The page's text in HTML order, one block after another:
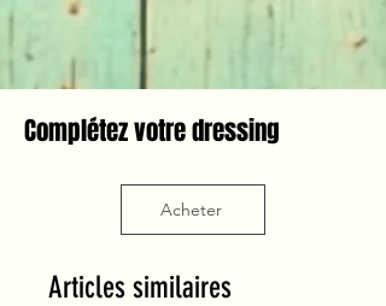
Complétez votre dressing
Acheter
Articles similaires